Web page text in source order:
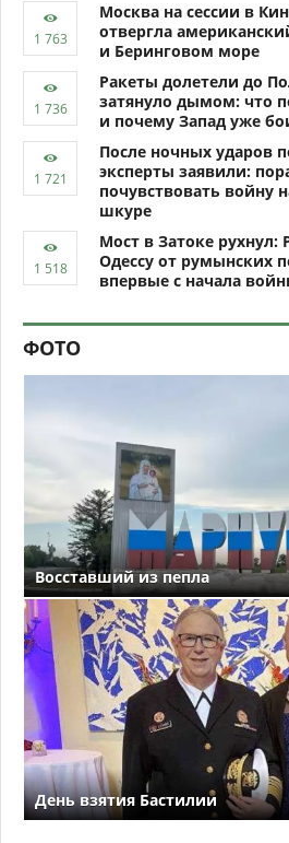
Москва на сессии в
отвергла
и Беринговом море
Ракеты долетели до
затянуло дымом: что
и почему Запад уже
После ночных ударов
эксперты заявили:
почувствовать войну
шкуре
Мост в Затоке рухнул:
Одессу от румынских
впервые с начала
ФОТО
Восставший из пепла
День взятия Бастилии